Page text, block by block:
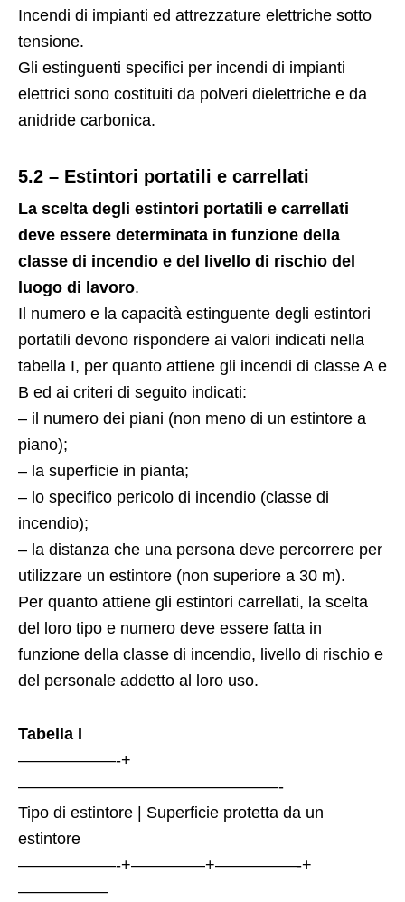
Incendi di impianti ed attrezzature elettriche sotto
tensione.
Gli estinguenti specifici per incendi di impianti
elettrici sono costituiti da polveri dielettriche e da
anidride carbonica.
5.2 – Estintori portatili e carrellati
La scelta degli estintori portatili e carrellati
deve essere determinata in funzione della
classe di incendio e del livello di rischio del
luogo di lavoro.
Il numero e la capacità estinguente degli estintori
portatili devono rispondere ai valori indicati nella
tabella I, per quanto attiene gli incendi di classe A e
B ed ai criteri di seguito indicati:
– il numero dei piani (non meno di un estintore a
piano);
– la superficie in pianta;
– lo specifico pericolo di incendio (classe di
incendio);
– la distanza che una persona deve percorrere per
utilizzare un estintore (non superiore a 30 m).
Per quanto attiene gli estintori carrellati, la scelta
del loro tipo e numero deve essere fatta in
funzione della classe di incendio, livello di rischio e
del personale addetto al loro uso.
Tabella I
——————-+
————————————————-
Tipo di estintore | Superficie protetta da un
estintore
——————-+————–+—————-+
—————–